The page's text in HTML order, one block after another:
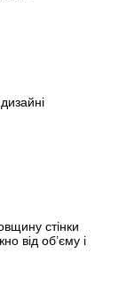
стінки
від об’єму і